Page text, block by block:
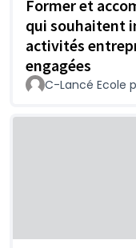
Former et
qui souhaitent
activités
engagées
C-Lancé Ecole